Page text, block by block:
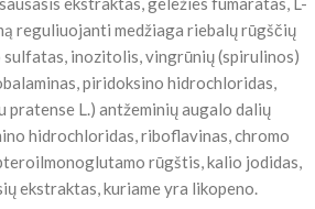
reguliuojanti medžiaga riebalų rūgščių
sulfatas, inozitolis, vingrūnių (spirulinos)
piridoksino hidrochloridas,
L.) antžeminių augalo dalių
hidrochloridas, riboflavinas, chromo
rūgštis, kalio jodidas,
ekstraktas, kuriame yra likopeno.